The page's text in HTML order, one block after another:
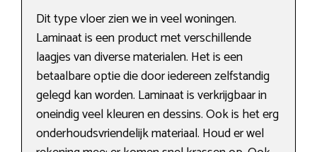
Dit type vloer zien we in veel woningen.
Laminaat is een product met verschillende
laagjes van diverse materialen. Het is een
betaalbare optie die door iedereen zelfstandig
gelegd kan worden. Laminaat is verkrijgbaar in
oneindig veel kleuren en dessins. Ook is het erg
onderhoudsvriendelijk materiaal. Houd er wel